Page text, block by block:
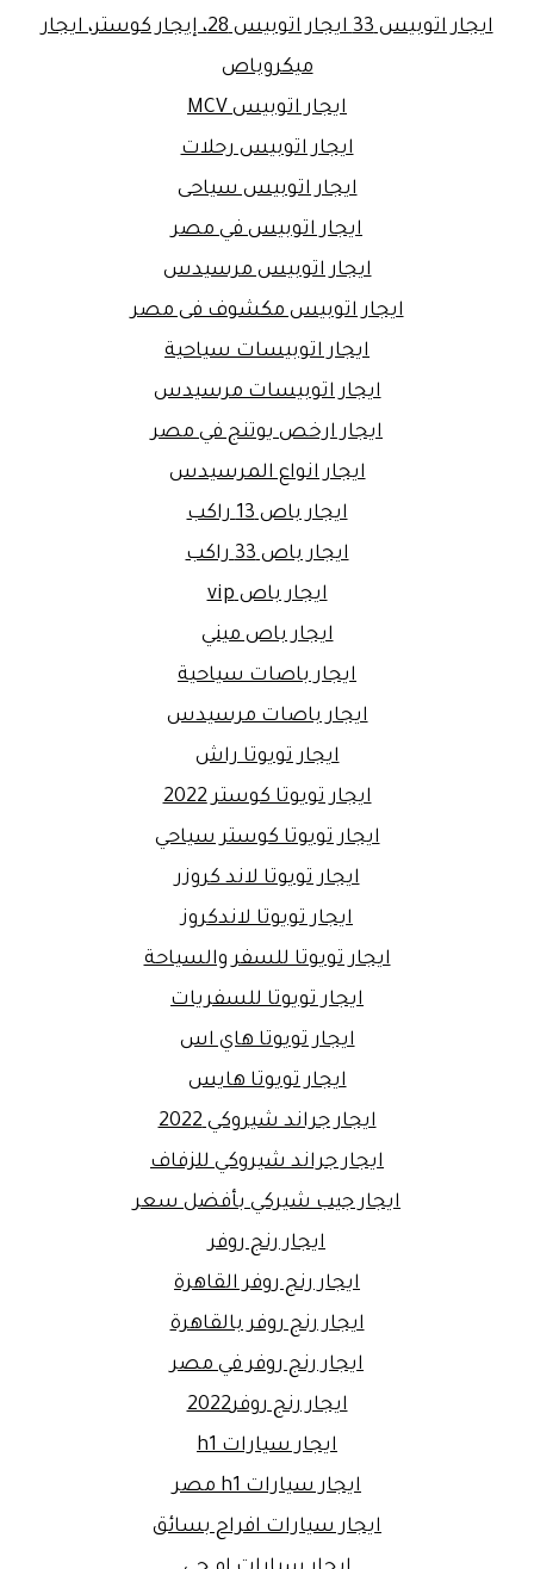
ايجار اتوبيس 33 ايجار اتوبيس 28، إيجار كوستر، ايجار
ميكروباص
ايجار اتوبيس MCV
ايجار اتوبيس رحلات
ايجار اتوبيس سياحى
ايجار اتوبيس في مصر
ايجار اتوبيس مرسيدس
ايجار اتوبيس مكشوف فى مصر
ايجار اتوبيسات سياحية
ايجار اتوبيسات مرسيدس
ايجار ارخص يوتنج في مصر
ايجار انواع المرسيدس
ايجار باص 13 راكب
ايجار باص 33 راكب
ايجار باص vip
ايجار باص ميني
ايجار باصات سياحية
ايجار باصات مرسيدس
ايجار تويوتا راش
ايجار تويوتا كوستر 2022
ايجار تويوتا كوستر سياحي
ايجار تويوتا لاند كروزر
ايجار تويوتا لاندكروز
ايجار تويوتا للسفر والسياحة
ايجار تويوتا للسفريات
ايجار تويوتا هاي اس
ايجار تويوتا هايس
ايجار جراند شيروكي 2022
ايجار جراند شيروكي للزفاف
ايجار جيب شيركي بأفضل سعر
ايجار رنج روفر
ايجار رنج روفر القاهرة
ايجار رنج روفر بالقاهرة
ايجار رنج روفر في مصر
ايجار رنج روفر2022
ايجار سيارات h1
ايجار سيارات h1 مصر
ايجار سيارات افراح بسائق